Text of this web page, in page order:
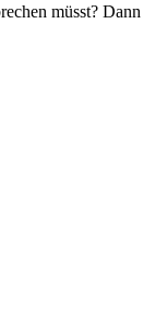
müsst?